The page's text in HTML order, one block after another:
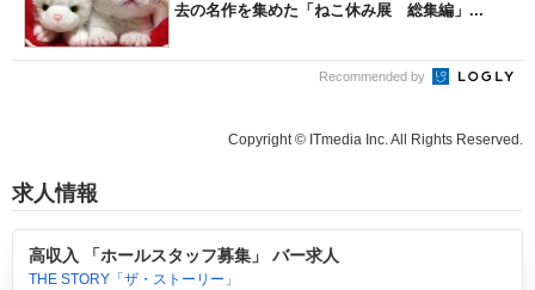
去の名作を集めた「ねこ休み展 総集編」...
Recommended by
Copyright © ITmedia Inc. All Rights Reserved.
求人情報
高収入 「ホールスタッフ募集」 バー求人
THE STORY「ザ・ストーリー」